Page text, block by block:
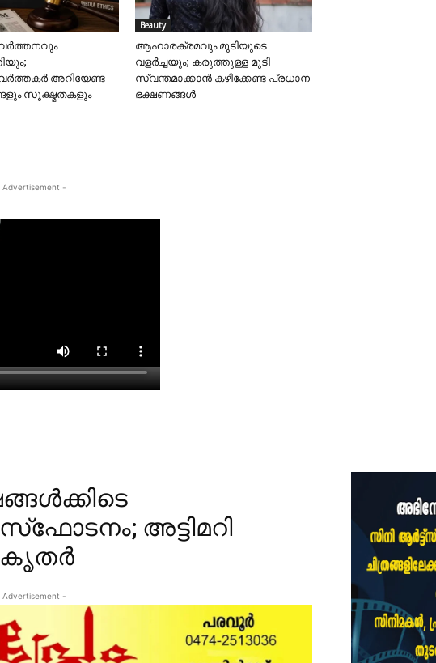
അറിയേണ്ട
സൂക്ഷ്മതകളും
Beauty
ആഹാരക്രമവും മുടിയുടെ
വളർച്ചയും; കരുത്തുള്ള മുടി
സ്വന്തമാക്കാൻ കഴിക്കേണ്ട പ്രധാന
ഭക്ഷണങ്ങൾ
-